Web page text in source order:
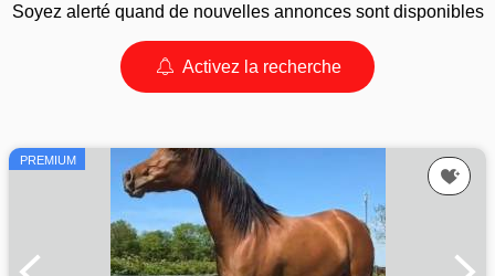
Soyez alerté quand de nouvelles annonces sont disponibles
Activez la recherche
PREMIUM